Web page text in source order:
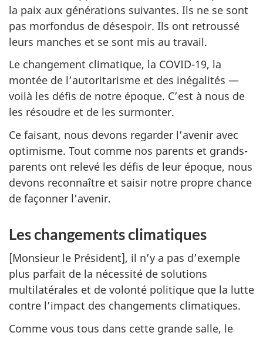
la paix aux générations suivantes. Ils ne se sont
pas morfondus de désespoir. Ils ont retroussé
leurs manches et se sont mis au travail.
Le changement climatique, la COVID-19, la
montée de l’autoritarisme et des inégalités —
voilà les défis de notre époque. C’est à nous de
les résoudre et de les surmonter.
Ce faisant, nous devons regarder l’avenir avec
optimisme. Tout comme nos parents et grands-
parents ont relevé les défis de leur époque, nous
devons reconnaître et saisir notre propre chance
de façonner l’avenir.
Les changements climatiques
[Monsieur le Président], il n’y a pas d’exemple
plus parfait de la nécessité de solutions
multilatérales et de volonté politique que la lutte
contre l’impact des changements climatiques.
Comme vous tous dans cette grande salle, le